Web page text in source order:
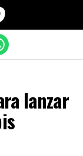
lanzar